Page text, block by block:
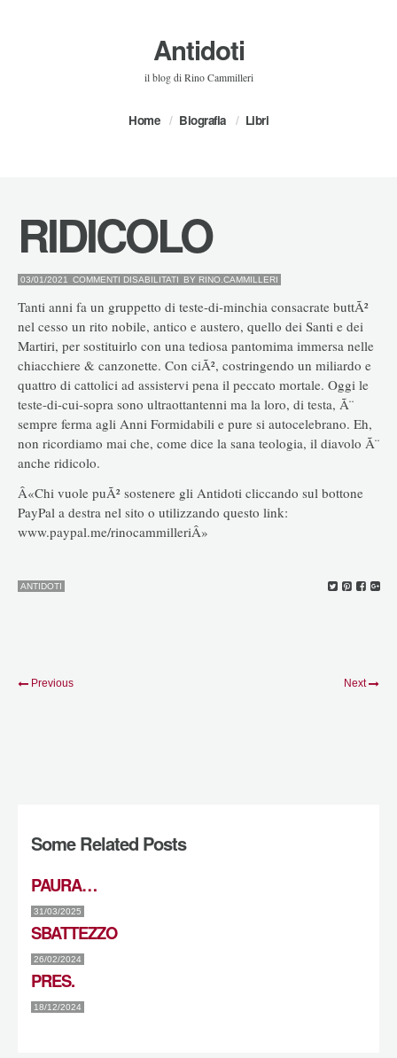
Antidoti
il blog di Rino Cammilleri
Home Biografia Libri
RIDICOLO
03/01/2021 COMMENTI DISABILITATI SU
BY RINO.CAMMILLERI
Tanti anni fa un gruppetto di teste-di-minchia consacrate buttÃ²
nel cesso un rito nobile, antico e austero, quello dei Santi e dei
Martiri, per sostituirlo con una tediosa pantomima immersa nelle
chiacchiere & canzonette. Con ciÃ², costringendo un miliardo e
quattro di cattolici ad assistervi pena il peccato mortale. Oggi le
teste-di-cui-sopra sono ultraottantenni ma la loro, di testa, Ã¨
sempre ferma agli Anni Formidabili e pure si autocelebrano. Eh,
non ricordiamo mai che, come dice la sana teologia, il diavolo Ã¨
anche ridicolo.
Â«Chi vuole puÃ² sostenere gli Antidoti cliccando sul bottone
PayPal a destra nel sito o utilizzando questo link:
www.paypal.me/rinocammilleriÂ»
ANTIDOTI
Previous Next
Some Related Posts
PAURA…
31/03/2025
SBATTEZZO
26/02/2024
PRES.
18/12/2024